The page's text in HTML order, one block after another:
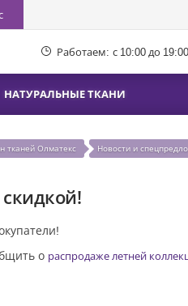
Работаем: с 10:00 до 19:00
НАТУРАЛЬНЫЕ ТКАНИ
тканей Олматекс Новости и
о распродаже летней